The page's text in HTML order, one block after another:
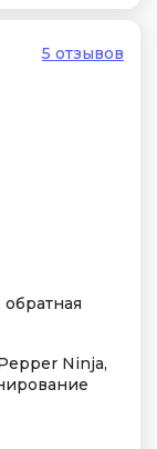
5 отзывов
Ninja,